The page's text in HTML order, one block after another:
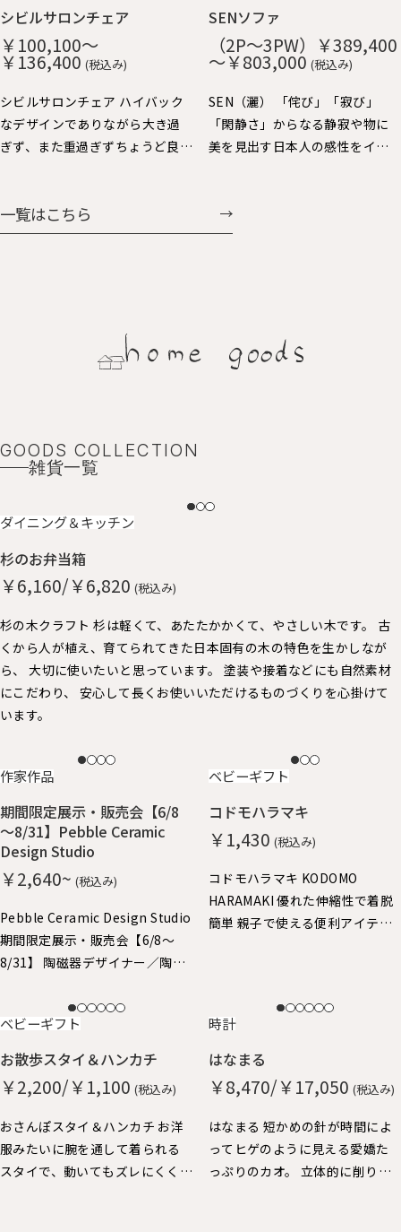
一覧はこちら
ようなアームと背、肘掛けはや
す。 肘をテーブルに掛ければ、
お掃除も楽々。 樹種：Ｒオー
ク、Ｗオーク、ウォルナット、Ｂ
チェリー 仕上：オイル仕上 張
地：Ａ～Ｇ布、Ｈ：革（2種類）
ーム先端が手にしっくり馴染
み、ずっと触りたくなる心地よ
さです。 貼り込まれた大きなカ
ーブの背と座もゆったりと身体
を受け止めてくれます。 樹種：
Ｒオーク、Ｗオーク、ウォルナッ
ト、Ｂチェリー 仕上：オイル仕
￥107,327
シビルサロンチェア
￥100,100～
￥136,400 (税込み)
シビルサロンチェア ハイバック
なデザインでありながら大き過
ぎず、また重過ぎずちょうど良い
連続する美しさと、すっきりとし
た全体フォルムバランスや座り
ングチェア・イージーチェア展
開もされています。
SENソファ
（2P～3PW）￥389,400
～￥803,000 (税込み)
SEN（灑） 「侘び」「寂び」
「閑静さ」からなる静寂や物に
美を見出す日本人の感性をイン
静かで大らかなスタイルを提案
します。
GOODS COLLECTION
雑貨一覧
NEW
ダイニング＆キッチン
杉のお弁当箱
￥6,160/￥6,820 (税込み)
杉の木クラフト 杉は軽くて、あたたかかくて、やさしい木です。 古
くから人が植え、育てられてきた日本固有の木の特色を生かしなが
ら、 大切に使いたいと思っています。 塗装や接着などにも自然素材
にこだわり、 安心して長くお使いいただけるものづくりを心掛けて
います。
NEW
作家作品
期間限定展示・販売会【6/8
～8/31】Pebble Ceramic
Design Studio
￥2,640~ (税込み)
Pebble Ceramic Design Studio
期間限定展示・販売会【6/8～
8/31】 陶磁器デザイナー／陶磁
の石原さん やさしいタッチの絵
付け器を中心に特別展示させて
いただきました。 どれも1点もの
了となります。
NEW
ベビーギフト
コドモハラマキ
￥1,430 (税込み)
コドモハラマキ KODOMO
HARAMAKI 優れた伸縮性で着脱
簡単 親子で使える便利アイテ
NEW
ベビーギフト
お散歩スタイ＆ハンカチ
￥2,200/￥1,100 (税込み)
おさんぽスタイ＆ハンカチ お洋
服みたいに腕を通して着られる
スタイで、動いてもズレにくく、
NEW
時計
はなまる
￥8,470/￥17,050 (税込み)
はなまる 短かめの針が時間によ
ってヒゲのように見える愛嬌た
っぷりのカオ。 立体的に削り出